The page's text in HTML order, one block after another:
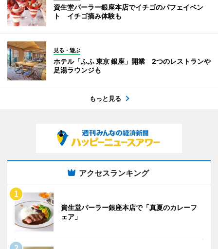
資生堂パーラー銀座本店でイチゴのパフェイベン
ト イチゴ摘み体験も
見る・遊ぶ
ホテル「ふふ 東京 銀座」開業 2つのレストランや
足湯ラウンジも
もっと見る
アクセスランキング
資生堂パーラー銀座本店で「真夏のカレーフ
ェア」